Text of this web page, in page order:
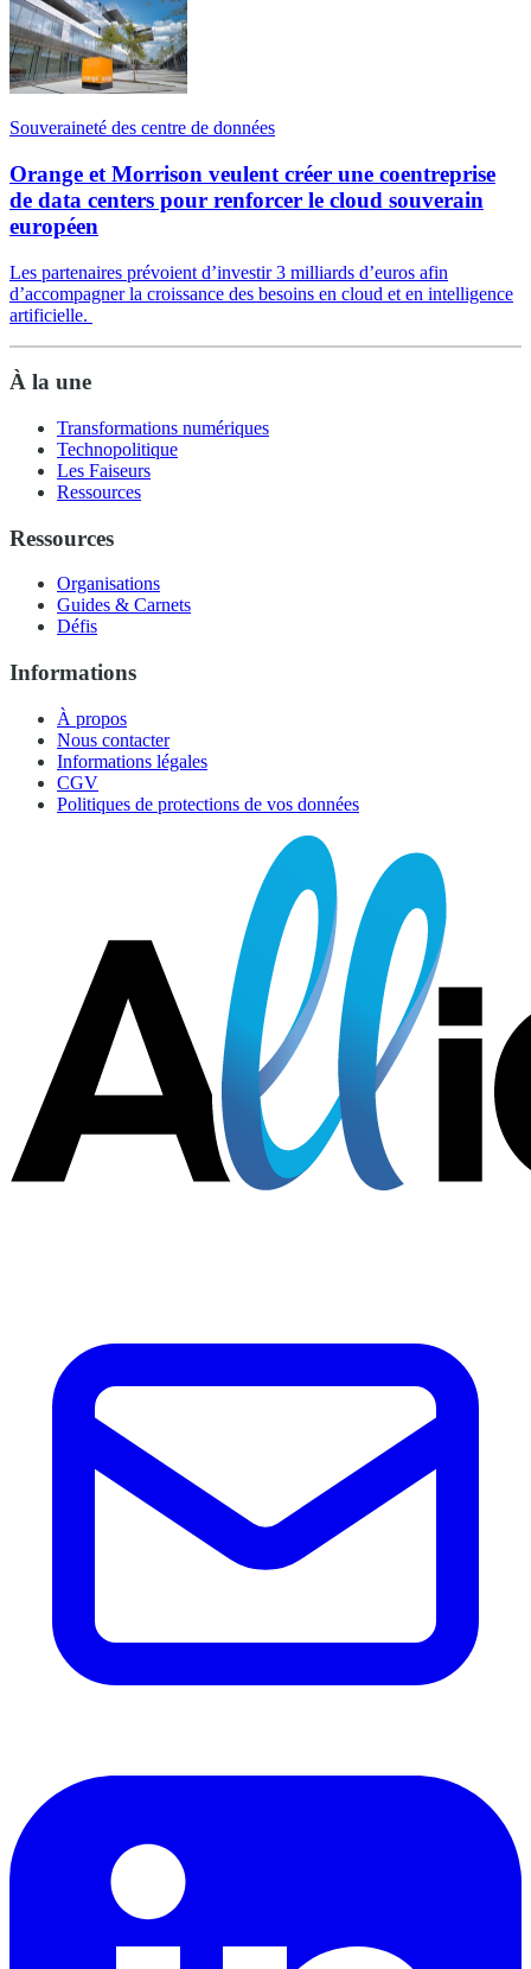
Souveraineté des centre de données
Orange et Morrison veulent créer une coentreprise
de data centers pour renforcer le cloud souverain
européen
Les partenaires prévoient d’investir 3 milliards d’euros afin
d’accompagner la croissance des besoins en cloud et en intelligence
artificielle.
À la une
Transformations numériques
Technopolitique
Les Faiseurs
Ressources
Ressources
Organisations
Guides & Carnets
Défis
Informations
À propos
Nous contacter
Informations légales
CGV
Politiques de protections de vos données